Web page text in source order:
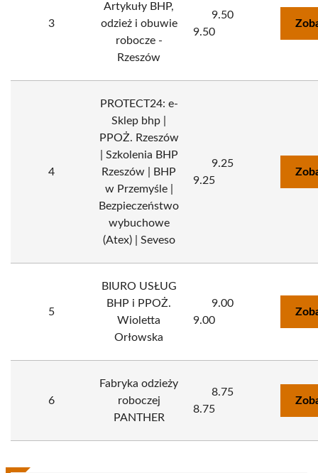
3
Artykuły BHP,
odzież i obuwie
robocze -
Rzeszów
9.50
9.50
4
PROTECT24: e-
Sklep bhp |
PPOŻ. Rzeszów
| Szkolenia BHP
Rzeszów | BHP
w Przemyśle |
Bezpieczeństwo
wybuchowe
(Atex) | Seveso
9.25
9.25
5
BIURO USŁUG
BHP i PPOŻ.
Wioletta
Orłowska
9.00
9.00
6
Fabryka odzieży
roboczej
PANTHER
8.75
8.75